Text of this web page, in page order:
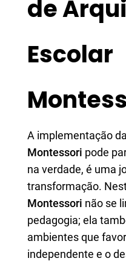
de
Escolar
A implementação da
Montessori pode
na verdade, é uma
transformação.
Montessori não se
pedagogia; ela
ambientes que
independente e o